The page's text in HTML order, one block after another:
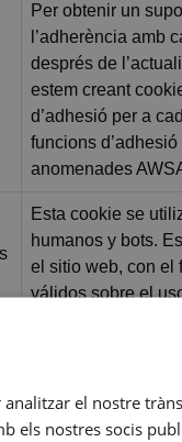
Per obtenir un
l’adherència amb
després de
estem creant
d’adhesió per a
funcions
anomenades
Esta cookie se
humanos y bots.
el sitio web, con el
válidos sobre el
Aquesta galeta
el nostre
els nostres socis